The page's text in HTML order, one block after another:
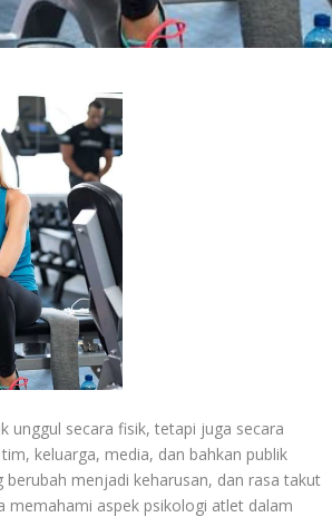
unggul secara fisik, tetapi juga secara
keluarga, media, dan bahkan publik
menjadi keharusan, dan rasa takut
memahami aspek psikologi atlet dalam